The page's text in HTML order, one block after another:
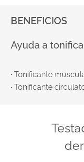
BENEFICIOS
Ayuda a
· Tonificante
· Tonificante